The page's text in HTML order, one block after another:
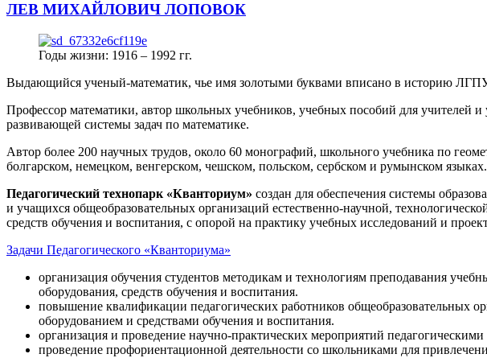
ЛЕВ МИХАЙЛОВИЧ ЛОПОВОК
Годы жизни: 1916 – 1992 гг.
Выдающийся ученый-математик, чье имя золотыми буквами вписано в историю
Профессор математики, автор школьных учебников, учебных пособий для учителей
развивающей системы задач по математике.
Автор более 200 научных трудов, около 60 монографий, школьного учебника по
болгарском, немецком, венгерском, чешском, польском, сербском и румынском
Педагогический технопарк «Кванториум» создан для обеспечения системы
и учащихся общеобразовательных организаций естественно-научной,
средств обучения и воспитания, с опорой на практику учебных исследований и
Задачи Педагогического «Кванториума»
организация обучения студентов методикам и технологиям преподавания
оборудования, средств обучения и воспитания.
повышение квалификации педагогических работников общеобразовательных
оборудованием и средствами обучения и воспитания.
организация и проведение научно-практических мероприятий
проведение профориентационной деятельности со школьниками для